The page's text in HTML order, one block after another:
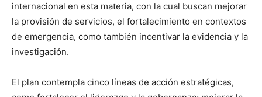
internacional en esta materia, con la cual buscan mejorar
la provisión de servicios, el fortalecimiento en contextos
de emergencia, como también incentivar la evidencia y la
investigación.
El plan contempla cinco líneas de acción estratégicas,